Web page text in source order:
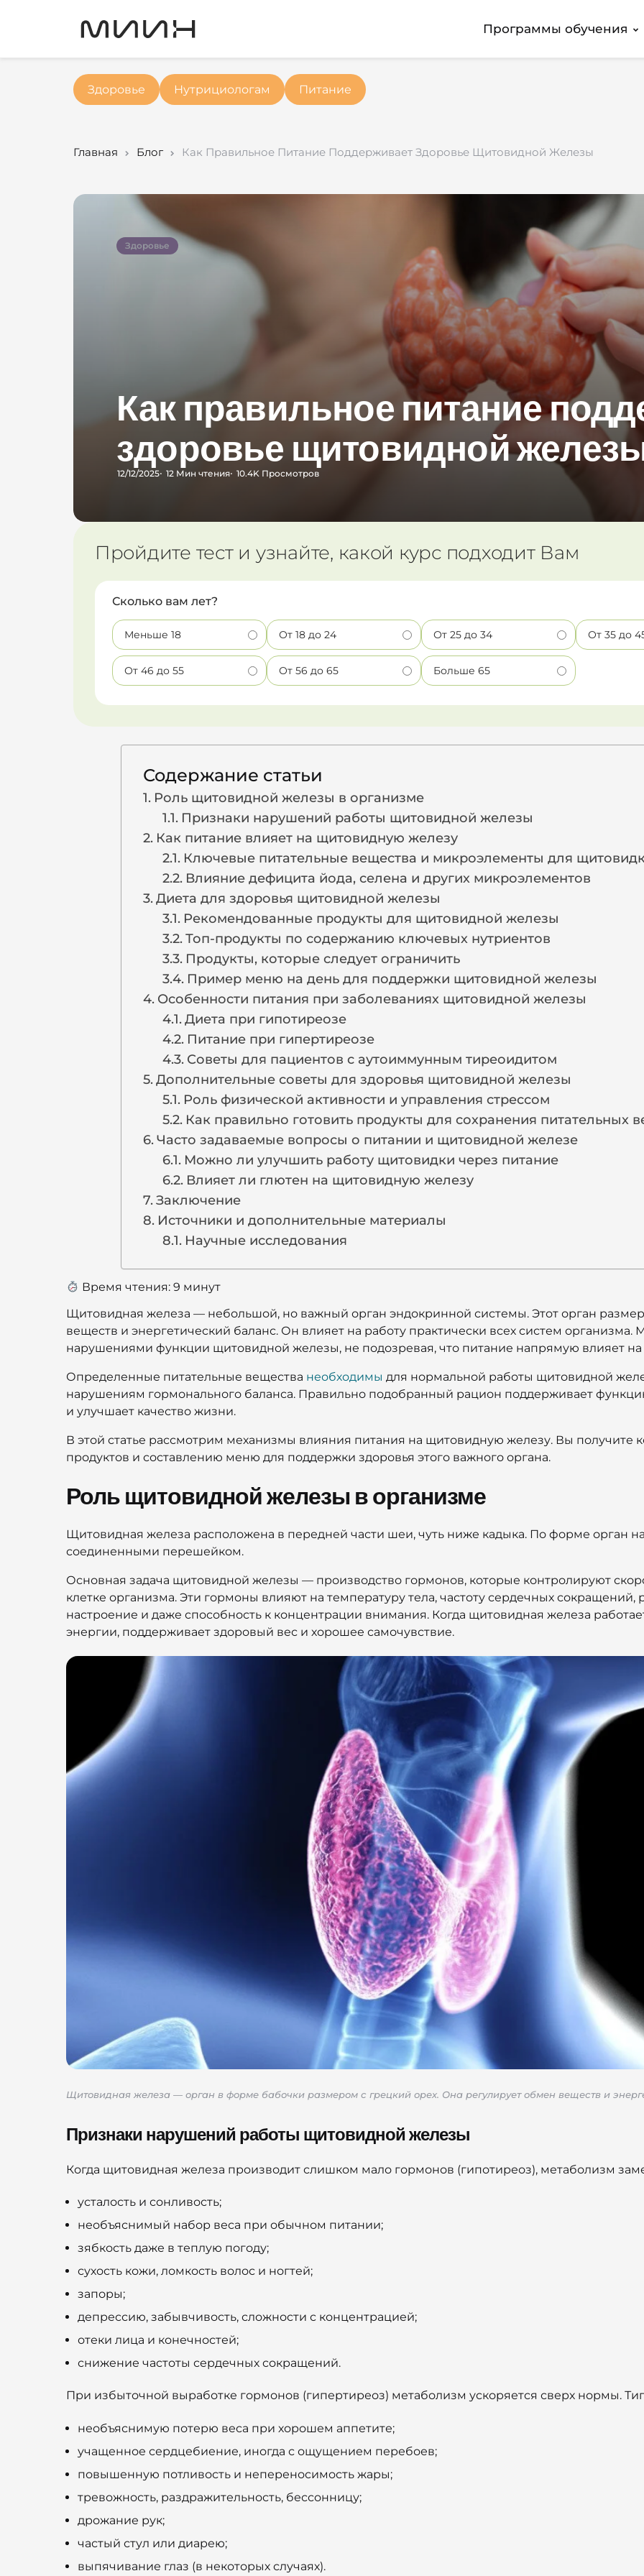
Программы обучения
Здоровье Нутрициологам Питание
Главная Блог Как Правильное Питание Поддерживает Здоровье Щитовидной Железы
Здоровье
Как правильное питание
здоровье щитовидной
12/12/2025 12 Мин чтения 10.4K Просмотров
Пройдите тест и узнайте, какой курс подходит Вам
Сколько вам лет?
Меньше 18 От 18 до 24 От 25 до 34 От 35 до
От 46 до 55 От 56 до 65 Больше 65
Содержание статьи
Роль щитовидной железы в организме
Признаки нарушений работы щитовидной железы
Как питание влияет на щитовидную железу
Ключевые питательные вещества и микроэлементы для
Влияние дефицита йода, селена и других микроэлементов
Диета для здоровья щитовидной железы
Рекомендованные продукты для щитовидной железы
Топ-продукты по содержанию ключевых нутриентов
Продукты, которые следует ограничить
Пример меню на день для поддержки щитовидной железы
Особенности питания при заболеваниях щитовидной железы
Диета при гипотиреозе
Питание при гипертиреозе
Советы для пациентов с аутоиммунным тиреоидитом
Дополнительные советы для здоровья щитовидной железы
Роль физической активности и управления стрессом
Как правильно готовить продукты для сохранения питательных
Часто задаваемые вопросы о питании и щитовидной железе
Можно ли улучшить работу щитовидки через питание
Влияет ли глютен на щитовидную железу
Заключение
Источники и дополнительные материалы
Научные исследования
Время чтения: 9 минут
Щитовидная железа — небольшой, но важный орган эндокринной системы. Этот орган
веществ и энергетический баланс. Он влияет на работу практически всех систем организма.
нарушениями функции щитовидной железы, не подозревая, что питание напрямую влияет на
Определенные питательные вещества необходимы для нормальной работы щитовидной
нарушениям гормонального баланса. Правильно подобранный рацион поддерживает
и улучшает качество жизни.
В этой статье рассмотрим механизмы влияния питания на щитовидную железу. Вы
продуктов и составлению меню для поддержки здоровья этого важного органа.
Роль щитовидной железы в организме
Щитовидная железа расположена в передней части шеи, чуть ниже кадыка. По форме орган
соединенными перешейком.
Основная задача щитовидной железы — производство гормонов, которые контролируют
клетке организма. Эти гормоны влияют на температуру тела, частоту сердечных
настроение и даже способность к концентрации внимания. Когда щитовидная железа
энергии, поддерживает здоровый вес и хорошее самочувствие.
Щитовидная железа — орган в форме бабочки размером с грецкий орех. Она регулирует обмен веществ и
Признаки нарушений работы щитовидной железы
Когда щитовидная железа производит слишком мало гормонов (гипотиреоз), метаболизм
усталость и сонливость;
необъяснимый набор веса при обычном питании;
зябкость даже в теплую погоду;
сухость кожи, ломкость волос и ногтей;
запоры;
депрессию, забывчивость, сложности с концентрацией;
отеки лица и конечностей;
снижение частоты сердечных сокращений.
При избыточной выработке гормонов (гипертиреоз) метаболизм ускоряется сверх нормы.
необъяснимую потерю веса при хорошем аппетите;
учащенное сердцебиение, иногда с ощущением перебоев;
повышенную потливость и непереносимость жары;
тревожность, раздражительность, бессонницу;
дрожание рук;
частый стул или диарею;
выпячивание глаз (в некоторых случаях).